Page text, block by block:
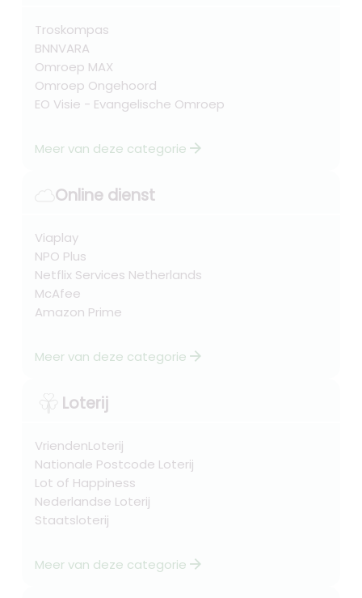
Troskompas
BNNVARA
Omroep MAX
Omroep Ongehoord
EO Visie - Evangelische Omroep
Meer van deze categorie arrow_forward
Online dienst
Viaplay
NPO Plus
Netflix Services Netherlands
McAfee
Amazon Prime
Meer van deze categorie arrow_forward
Loterij
VriendenLoterij
Nationale Postcode Loterij
Lot of Happiness
Nederlandse Loterij
Staatsloterij
Meer van deze categorie arrow_forward